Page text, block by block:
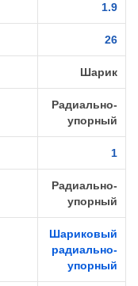
1.9
26
Шарик
Радиально-
упорный
1
Радиально-
упорный
Шариковый
радиально-
упорный